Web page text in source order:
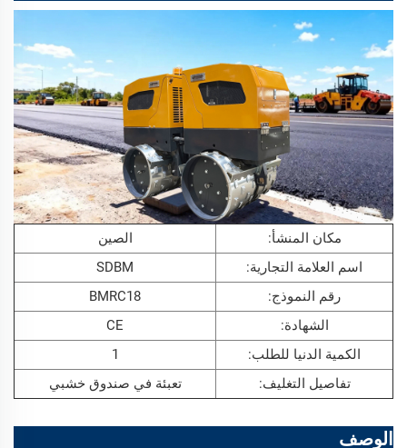
مكان المنشأ:
الصين
اسم العلامة التجارية:
SDBM
رقم النموذج:
BMRC18
الشهادة:
CE
الكمية الدنيا للطلب:
1
تفاصيل التغليف:
تعبئة في صندوق خشبي
الوصف